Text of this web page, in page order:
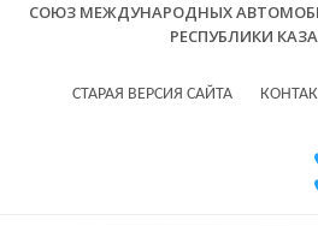
СОЮЗ МЕЖДУНАРОДНЫХ
РЕСПУБЛИКИ
СТАРАЯ ВЕРСИЯ САЙТА